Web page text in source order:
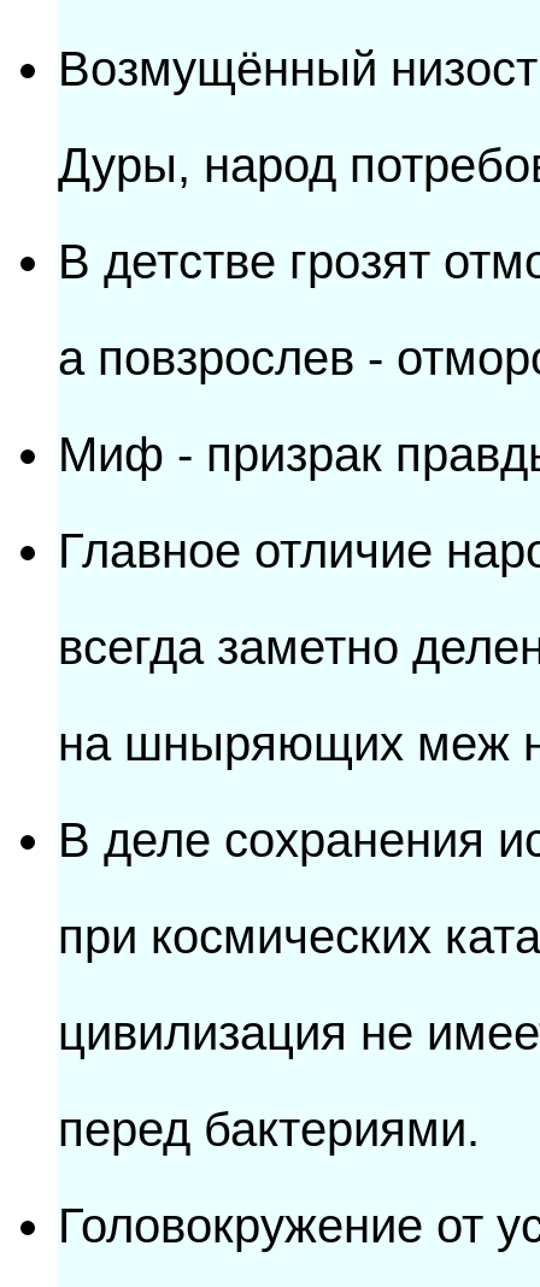
Возмущённый
Дуры, народ
В детстве грозят
а повзрослев -
Миф - призрак
Главное отличие
всегда заметно
на шныряющих меж
В деле сохранения
при космических
цивилизация не
перед бактериями.
Головокружение от